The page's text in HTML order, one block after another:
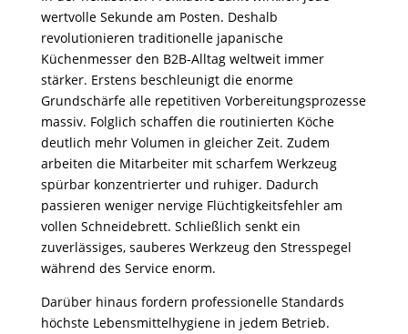
wertvolle Sekunde am Posten. Deshalb
revolutionieren traditionelle japanische
Küchenmesser den B2B-Alltag weltweit immer
stärker. Erstens beschleunigt die enorme
Grundschärfe alle repetitiven Vorbereitungsprozesse
massiv. Folglich schaffen die routinierten Köche
deutlich mehr Volumen in gleicher Zeit. Zudem
arbeiten die Mitarbeiter mit scharfem Werkzeug
spürbar konzentrierter und ruhiger. Dadurch
passieren weniger nervige Flüchtigkeitsfehler am
vollen Schneidebrett. Schließlich senkt ein
zuverlässiges, sauberes Werkzeug den Stresspegel
während des Service enorm.
Darüber hinaus fordern professionelle Standards
höchste Lebensmittelhygiene in jedem Betrieb.